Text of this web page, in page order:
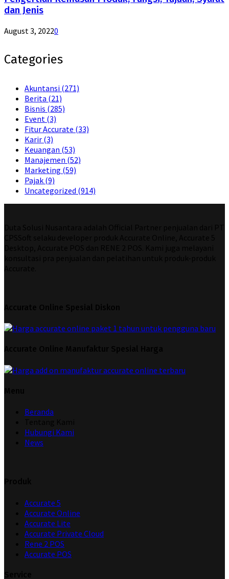
dan Jenis
August 3, 20220
Categories
Akuntansi (271)
Berita (21)
Bisnis (285)
Event (3)
Fitur Accurate (33)
Karir (3)
Keuangan (53)
Manajemen (52)
Marketing (59)
Pajak (9)
Uncategorized (914)
Beranda
Hubungi Kami
News
Accurate 5
Accurate Online
Accurate Lite
Accurate Private Cloud
Rene 2 POS
Accurate POS